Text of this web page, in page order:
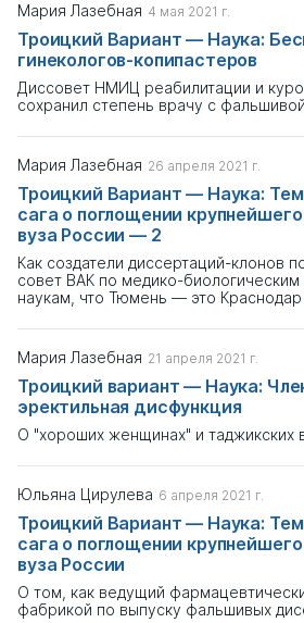
Мария Лазебная 4 мая 2021 г.
Троицкий Вариант — Наука:
гинекологов-копипастеров
Диссовет НМИЦ реабилитации и
сохранил степень врачу с
Мария Лазебная 26 апреля 2021 г.
Троицкий Вариант — Наука:
сага о поглощении
вуза России — 2
Как создатели диссертаций-клонов
совет ВАК по медико-
наукам, что Тюмень — это Краснодар
Мария Лазебная 21 апреля 2021 г.
Троицкий вариант — Наука:
эректильная дисфункция
О "хороших женщинах" и таджикских
Юльяна Цирулева 6 апреля 2021 г.
Троицкий Вариант — Наука:
сага о поглощении
вуза России
О том, как ведущий
фабрикой по выпуску фальшивых